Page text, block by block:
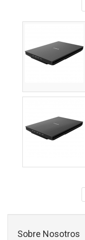
Sobre Nosotros